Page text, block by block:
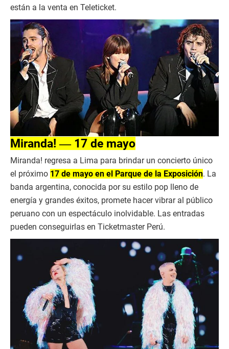
están a la venta en Teleticket.
Miranda! ― 17 de mayo
Miranda! regresa a Lima para brindar un concierto único
el próximo 17 de mayo en el Parque de la Exposición. La
banda argentina, conocida por su estilo pop lleno de
energía y grandes éxitos, promete hacer vibrar al público
peruano con un espectáculo inolvidable. Las entradas
pueden conseguirlas en Ticketmaster Perú.